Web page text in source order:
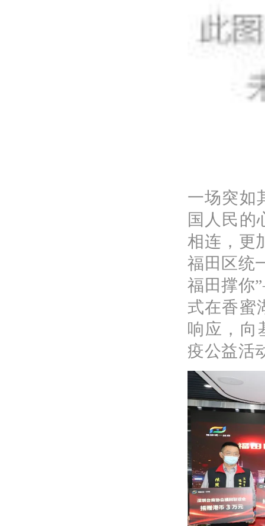
一场突如
国人民的
相连，更
福田区统
福田撑你
式在香蜜
响应，向
疫公益活